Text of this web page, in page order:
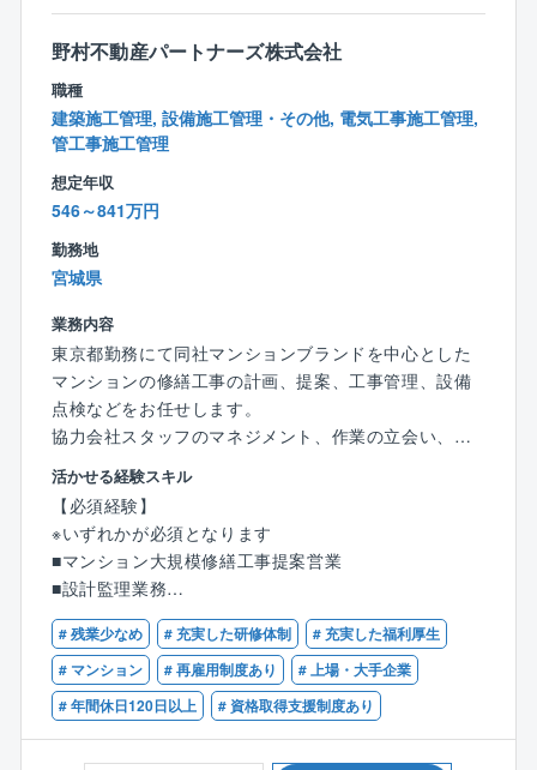
ート支援を実施。
「現場に行かせて置き去りにしない」体制。
機器配置等を3Dでプレゼンすることにより、関係者と
の合意形成をスムーズにし、お客様からの高評価獲
得。
クラウド型アプリを活用した施工各段階での業務効率
化。
紙媒体からタブレットへの移行。
BIMを活用した3D図面、作業ロボット、3Dスキャナの
【案件例】
◇ネット社会のインフラを担うＮＴＴグループ様の継
続的な設備投資案件や５Ｇ/６Ｇ対応案件
◇大手不動産会社様案件を始めとする、過去に施工し
た物件の大規模リニューアル案件
◇再開発などの大型新築案件
◆電気工事サブコンの選定・評価支援、見積仕様書（R
FQ）の作成
◆メーカー図書の査読（変圧器、GIS/AIS、配電盤等）
◆保護協調検討、各種計算書（短絡容量、電圧降下
等）のレビュー
◆現地での試運転調整（コミッショニング）および使
用前自己検査の立ち会い 等
◎年齢や社歴に関わらず、意欲と実力があれば大きな
裁量を持ってチームをリードできる、フラットで挑戦
的な企業文化があります。
◎スペシャリストでも幅広い事業・電源に携わり、チ
ャレンジができるカルチャーがございます。
◎フレックスタイム制度やリモートワークを活用し、
自律的な働き方が可能です
【同社の特徴】
◎社会的意義が圧倒的に高い仕事内容
⇒「青い地球を未来につなぐ」をパーパスに、自然エ
ネルギー100％の世界をつくることを目指しています。
仕事をとおして社会に貢献したい。そんな思いをお持
ちの方にぴったりな企業です。
◎裁量の持てる環境で早期にステップアップが可能
⇒最も重視しているのは、社歴や年齢、現在の役職で
はなく、一人ひとりのスキルと「主体性」。入社後1〜
くことを大いに期待しています。
の設計、シミュレーション及び性能評価経験
・SCADAや通信関係の設計経験
・ビジネスレベル以上の英語力(社内外コミュニケーシ
ョン、交渉ができる方)
野村不動産パートナーズ株式会社
職種
建築施工管理, 設備施工管理・その他, 電気工事施工管理,
管工事施工管理
想定年収
546～841万円
勤務地
宮城県
業務内容
東京都勤務にて同社マンションブランドを中心とした
マンションの修繕工事の計画、提案、工事管理、設備
点検などをお任せします。
協力会社スタッフのマネジメント、作業の立会い、管
理組合との折衝など、技術だけでなく、マネジメント
力やコミュニケーション力が培われる仕事となりま
す。
マンションの修理修繕の提案や見積作成業務等をご担
当頂きます。
■修繕計画の提案
マンションがいつまでも安全で過ごしやすい場所であ
りつづけるために、何十年にわたる修繕計画を立案
し、住民のみなさんの承認を得ます。
活かせる経験スキル
【必須経験】
※いずれかが必須となります
■マンション大規模修繕工事提案営業
■設計監理業務
■同業他社での大規模修繕，改修工事の経験がある方
■大規模修繕工事請負会社での業務経験をお持ちの方
【歓迎資格】
■一級建築士
# 残業少なめ # 充実した研修体制
# 充実した福利厚生
# マンション
# 再雇用制度あり
# 上場・大手企業
# 年間休日120日以上
# 資格取得支援制度あり